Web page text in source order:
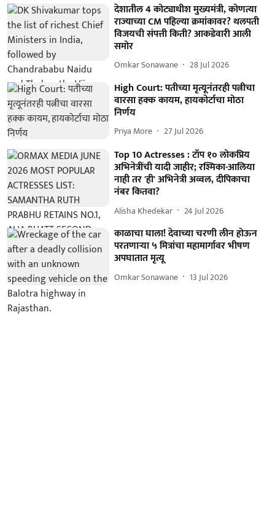
देशातील 4 कोट्याधीश मुख्यमंत्री, कोणत्या
राज्याच्या CM पहिल्या क्रमांकावर? थलपती
विजयची संपत्ती किती? आकडेवारी आली
समोर
Omkar Sonawane 28 Jul 2026
High Court: पतीच्या मृत्यूनंतरही पत्नीचा
वारसा हक्क कायम, हायकोर्टाचा मोठा
निर्णय
Priya More 27 Jul 2026
Top 10 Actresses : टॉप १० लोकप्रिय
अभिनेत्रींची यादी जाहीर; रश्मिका-आलिया
नाही तर 'ही' अभिनेत्री अव्वल, दीपिकाचा
नंबर कितवा?
Alisha Khedekar 24 Jul 2026
काळाचा घाला! देवाच्या चरणी लीन होऊन
परतणाऱ्या ५ मित्रांचा महामार्गावर भीषण
अपघातात मृत्यू
Omkar Sonawane 13 Jul 2026